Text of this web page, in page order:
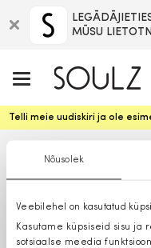
Nõusolek
Veebilehel on kasutatud
Kasutame küpsiseid sisu ja
sotsiaalse meedia
MŪSU
Telli meie uudiskiri ja ole